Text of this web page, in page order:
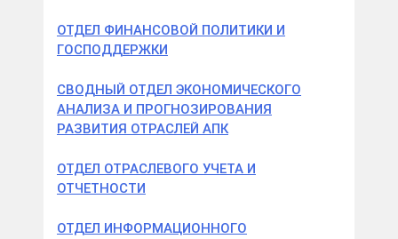
ОТДЕЛ ФИНАНСОВОЙ ПОЛИТИКИ И
ГОСПОДДЕРЖКИ
СВОДНЫЙ ОТДЕЛ ЭКОНОМИЧЕСКОГО
АНАЛИЗА И ПРОГНОЗИРОВАНИЯ
РАЗВИТИЯ ОТРАСЛЕЙ АПК
ОТДЕЛ ОТРАСЛЕВОГО УЧЕТА И
ОТЧЕТНОСТИ
ОТДЕЛ ИНФОРМАЦИОННОГО